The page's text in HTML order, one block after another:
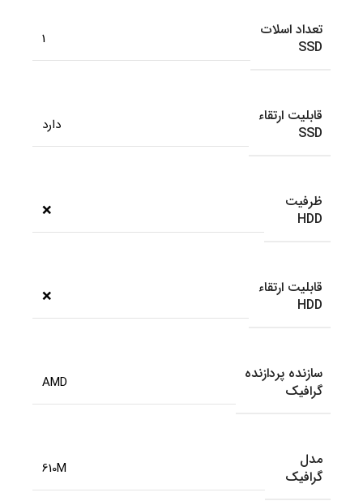
تعداد اسلات
SSD
1
قابلیت ارتقاء
SSD
دارد
ظرفیت
HDD
❌
قابلیت ارتقاء
HDD
❌
سازنده پردازنده
گرافیک
AMD
مدل
گرافیک
610M